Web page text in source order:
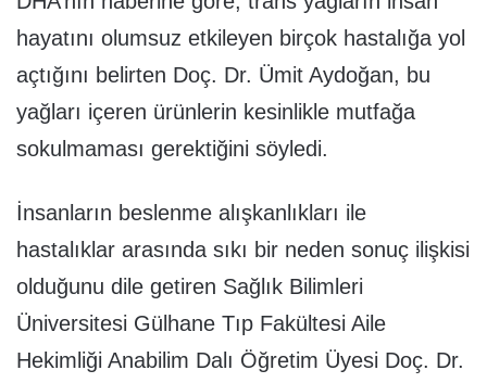
hayatını olumsuz etkileyen birçok hastalığa yol
açtığını belirten Doç. Dr. Ümit Aydoğan, bu
yağları içeren ürünlerin kesinlikle mutfağa
sokulmaması gerektiğini söyledi.
İnsanların beslenme alışkanlıkları ile
hastalıklar arasında sıkı bir neden sonuç ilişkisi
olduğunu dile getiren Sağlık Bilimleri
Üniversitesi Gülhane Tıp Fakültesi Aile
Hekimliği Anabilim Dalı Öğretim Üyesi Doç. Dr.